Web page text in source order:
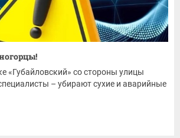
«Губайловский» со стороны улицы
– убирают сухие и аварийные